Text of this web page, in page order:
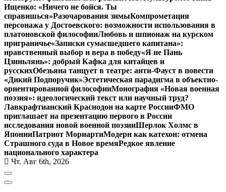
Ищенко: «Ничего не бойся. Ты
справишься»Разочарования зимыКомпрометация
персонажа у Достоевского: возможности использования в
платоновской философииЛюбовь и шпионаж на курском
приграничье«Записки сумасшедшего капитана»:
нравственный выбор и вера в победу«Я не Пань
Цзиньлянь»: добрый Кафка для китайцев и
русскихОбезьяна танцует в театре: анти-Фауст в повести
«Дикий Подпоручик»Эстетическая парадигма в объектно-
ориентированной философииМонография «Новая военная
поэзия»: идеологический текст или научный труд?
Лавкрафтианский Краснодон на карте РоссииФМО
приглашает на презентацию первого в России
исследования новой военной поэзииШерлок Холмс в
ЯпонииПатриот МориартиМодерн как катехон: отмена
Страшного суда в Новое времяРедкое явление
национального характера
Чт. Авг 6th, 2026